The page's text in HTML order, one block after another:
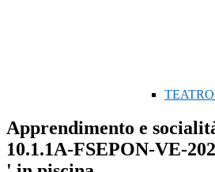
Apprendimento e
10.1.1A-FSEPON-VE-